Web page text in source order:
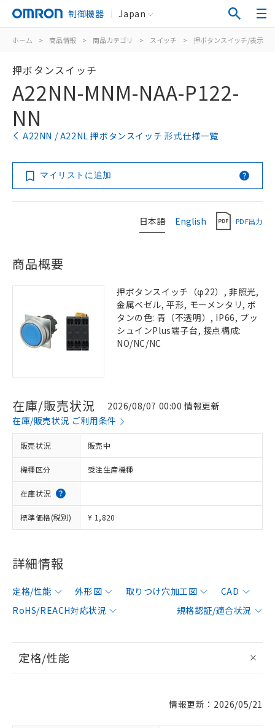
制御機器 Japan
ホーム > 商品情報 > 商品カテゴリ > スイッチ > 押ボタンスイッチ/表示灯
押ボタンスイッチ
A22NN-MNM-NAA-P122-
NN
A22NN / A22NL 押ボタンスイッチ 形式仕様一覧
マイリストに追加
日本語 English PDF出力
商品概要
押ボタンスイッチ（φ22）, 非照光,
金属ベゼル, 平形, モーメンタリ, ボ
タンの色: 青（不透明）, IP66, プッ
シュインPlus端子台, 接点構成:
NO/NC/NC
在庫/販売状況
2026/08/07 00:00 情報更新
在庫/販売状況 ご利用条件
販売状況 販売中
機種区分 受注生産機種
在庫状況
標準価格(税別) ¥ 1,820
詳細情報
定格/性能 外形図 取りつけ穴加工図
CAD
RoHS/REACH対応状況
規格認証/適合状況
定格/性能
情報更新：2026/05/21